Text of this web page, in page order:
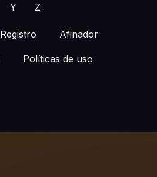
Y Z
Registro Afinador
Políticas de uso